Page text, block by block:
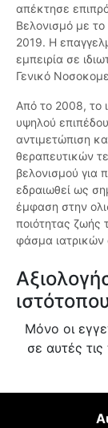
απέκτησε
Βελονισμό με
2019. Η
εμπειρία σε
Γενικό
Από το 2008, το
υψηλού
αντιμετώπιση
θεραπευτικών
βελονισμού για
εδραιωθεί ως
έμφαση στην
ποιότητας
φάσμα
Μόνο οι
σε αυτές